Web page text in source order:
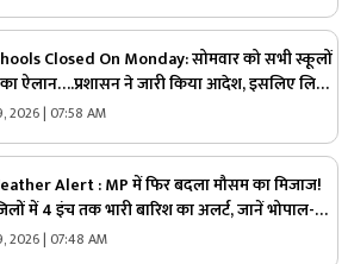
Closed On Monday: सोमवार को सभी स्कूलों
का ऐलान….प्रशासन ने जारी किया आदेश, इसलिए लिया
फैसला, जानें
2026 | 07:58 AM
Alert : MP में फिर बदला मौसम का मिजाज!
में 4 इंच तक भारी बारिश का अलर्ट, जानें भोपाल-
हाल
2026 | 07:48 AM